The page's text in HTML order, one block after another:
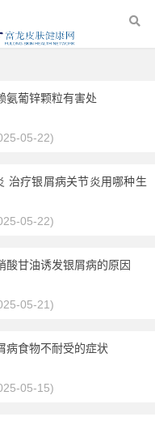
氨葡锌颗粒有害处
05-22)
治疗银屑病关节炎用哪种生
05-22)
酸甘油诱发银屑病的原因
05-21)
病食物不耐受的症状
05-15)